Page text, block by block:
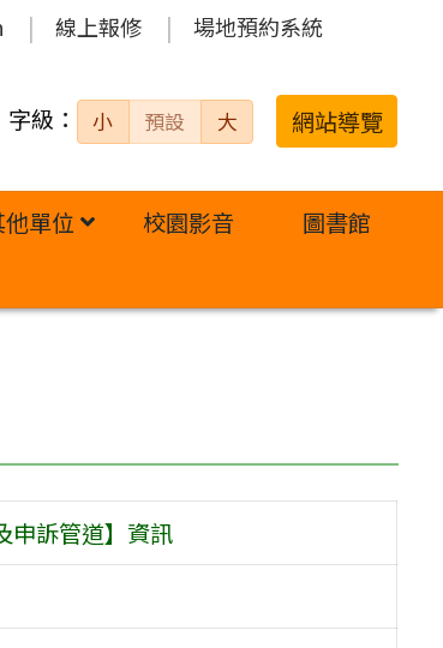
線上報修 場地預約系統
字級： 小 預設 大 網站導覽
單位 校園影音
圖書館
申訴管道】資訊